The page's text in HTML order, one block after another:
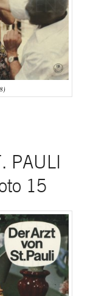
PAULI
15